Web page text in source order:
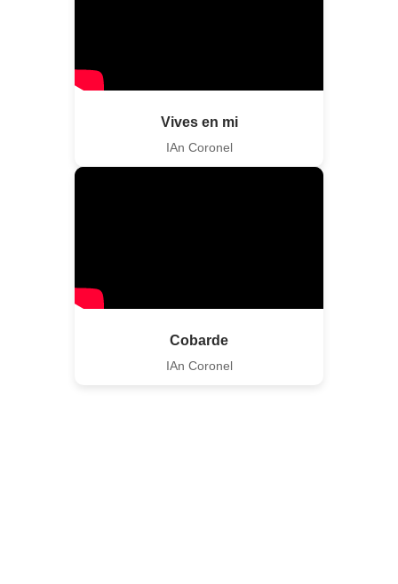
Vives en mi
IAn Coronel
Cobarde
IAn Coronel